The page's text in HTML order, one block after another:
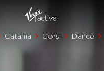
Catania Corsi Dance